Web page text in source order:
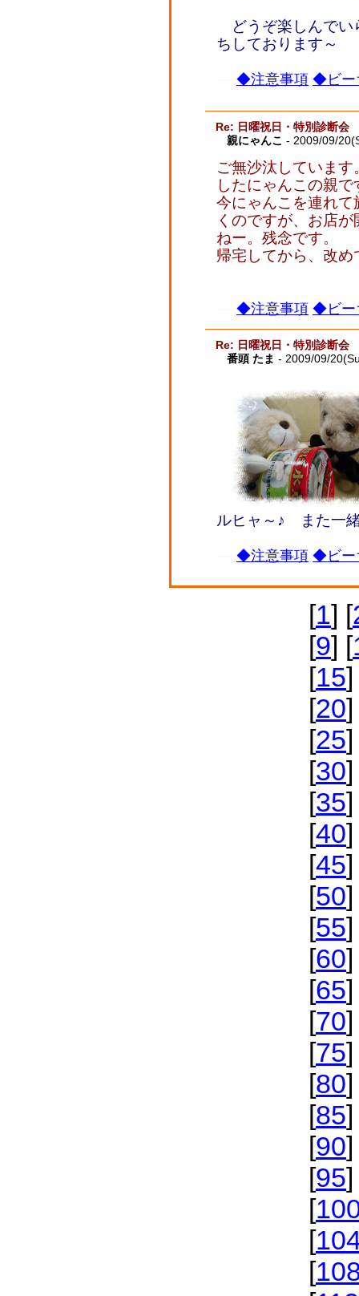
どうぞ楽しんでい
ちしております～
◆注意事項 ◆ビー
Re: 日曜祝日・特別診断会
親にゃんこ - 2009/09/
ご無沙汰していま
したにゃんこの親で
今にゃんこを連れ
くのですが、お店
ねー。残念です。
帰宅してから、改
◆注意事項 ◆ビー
Re: 日曜祝日・特別診断会
番頭 たま - 2009/09/
ルヒャ～♪ また一
◆注意事項 ◆ビー
[1] [
[9] [
[15]
[20]
[25]
[30]
[35]
[40]
[45]
[50]
[55]
[60]
[65]
[70]
[75]
[80]
[85]
[90]
[95]
[
[
[